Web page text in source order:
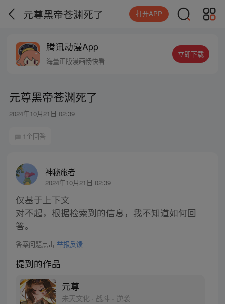
元尊黑帝苍渊死了 打开APP
腾讯动漫App
海量正版漫画畅快看
立即下载
元尊黑帝苍渊死了
2024年10月21日 02:39
1个回答
神秘旅者
2024年10月21日 02:39
仅基于上下文
对不起，根据检索到的信息，我不知道如何回
答。
答案问题点击 举报反馈
提到的作品
元尊
未天文化 · 战斗 · 逆袭